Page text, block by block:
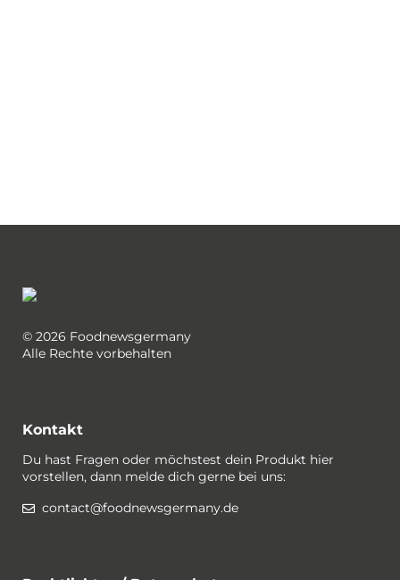
© 2026 Foodnewsgermany
Alle Rechte vorbehalten
Kontakt
Du hast Fragen oder möchstest dein Produkt hier
vorstellen, dann melde dich gerne bei uns:
contact@foodnewsgermany.de